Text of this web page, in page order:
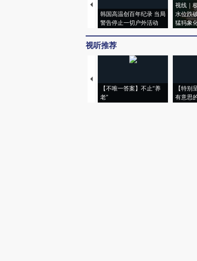
韩国高温创百年纪录 当局
警告停止一切户外活动
视线｜
水位跌
猛犸象
视听推荐
【不唯一答案】不止“养
老”
【特别
有意思